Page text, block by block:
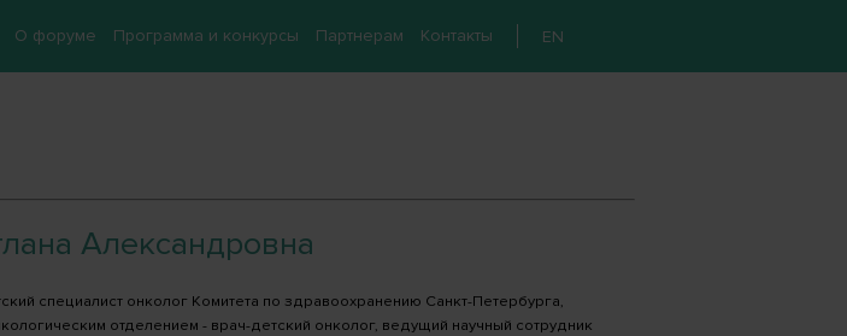
О форуме Программа и конкурсы Партнерам Контакты EN
Александровна
специалист онколог Комитета по здравоохранению Санкт-Петербурга,
отделением - врач-детский онколог, ведущий научный сотрудник